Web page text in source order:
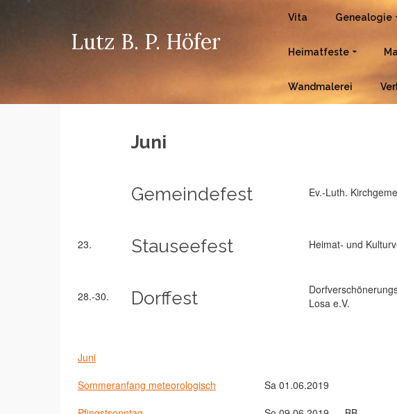
Lutz B. P. Höfer
Vita Genealogie
Heimatfeste
Wandmalerei
Juni
Gemeindefest Ev.-Luth.
23. Stauseefest Heimat- und
28.-30. Dorffest
Losa e.V.
Juni
Sommeranfang meteorologisch
Sa 01.06.2019